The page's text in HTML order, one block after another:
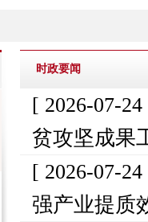
时政要闻
[ 2026-07-
贫攻坚成果
[ 2026-07-
强产业提质